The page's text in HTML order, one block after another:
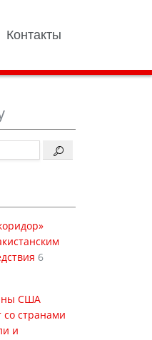
Контакты
6
США
со странами
и